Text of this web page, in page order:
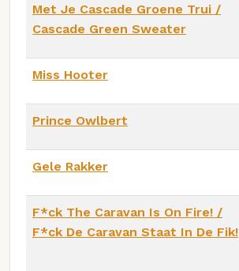
Met Je Cascade Groene Trui /
Cascade Green Sweater
Miss Hooter
Prince Owlbert
Gele Rakker
F*ck The Caravan Is On Fire! /
F*ck De Caravan Staat In De Fik!